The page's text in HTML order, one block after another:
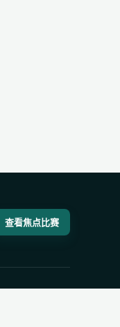
查看焦点比赛